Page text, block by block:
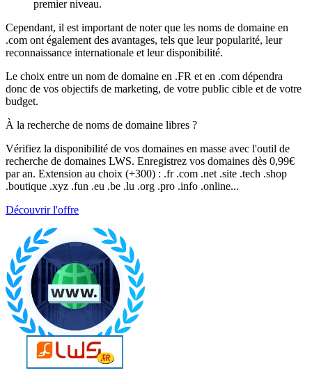
premier niveau.
Cependant, il est important de noter que les noms de domaine en
.com ont également des avantages, tels que leur popularité, leur
reconnaissance internationale et leur disponibilité.
Le choix entre un nom de domaine en .FR et en .com dépendra
donc de vos objectifs de marketing, de votre public cible et de votre
budget.
À la recherche de noms de domaine libres ?
Vérifiez la disponibilité de vos domaines en masse avec l'outil de
recherche de domaines LWS. Enregistrez vos domaines dès 0,99€
par an. Extension au choix (+300) : .fr .com .net .site .tech .shop
.boutique .xyz .fun .eu .be .lu .org .pro .info .online...
Découvrir l'offre